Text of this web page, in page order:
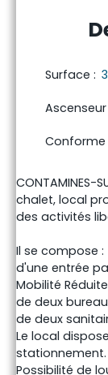
Surface :
Ascenseur
Conforme
CONTAMINES-
chalet, local
des activités
Il se compose :
d'une entrée
Mobilité
de deux
de deux
Le local
stationnement.
Possibilité de